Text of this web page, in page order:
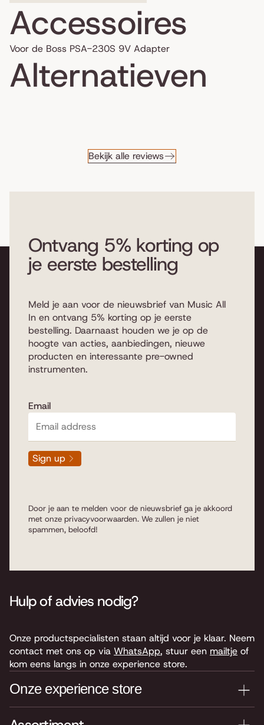
Accessoires
Voor de Boss PSA-230S 9V Adapter
Alternatieven
Bekijk alle reviews
Ontvang 5% korting op
je eerste bestelling
Meld je aan voor de nieuwsbrief van Music All
In en ontvang 5% korting op je eerste
bestelling. Daarnaast houden we je op de
hoogte van acties, aanbiedingen, nieuwe
producten en interessante pre-owned
instrumenten.
Email
Sign up
Door je aan te melden voor de nieuwsbrief ga je akkoord
met onze privacyvoorwaarden. We zullen je niet
spammen, beloofd!
Hulp of advies nodig?
Onze productspecialisten staan altijd voor je klaar. Neem
contact met ons op via WhatsApp, stuur een mailtje of
kom eens langs in onze experience store.
Onze experience store
Je nieuwe instrument testen? Kom langs in onze winkel